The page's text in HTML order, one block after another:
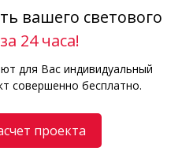
вашего светового
за 24 часа!
для Вас индивидуальный
совершенно бесплатно.
проекта